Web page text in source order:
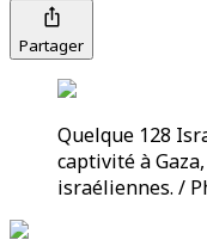
Partager
Quelque 128
captivité à
israéliennes. /